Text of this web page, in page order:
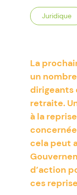
Juridique
La
un
dirigeants
retraite.
à la
cela peut
d’action
ces